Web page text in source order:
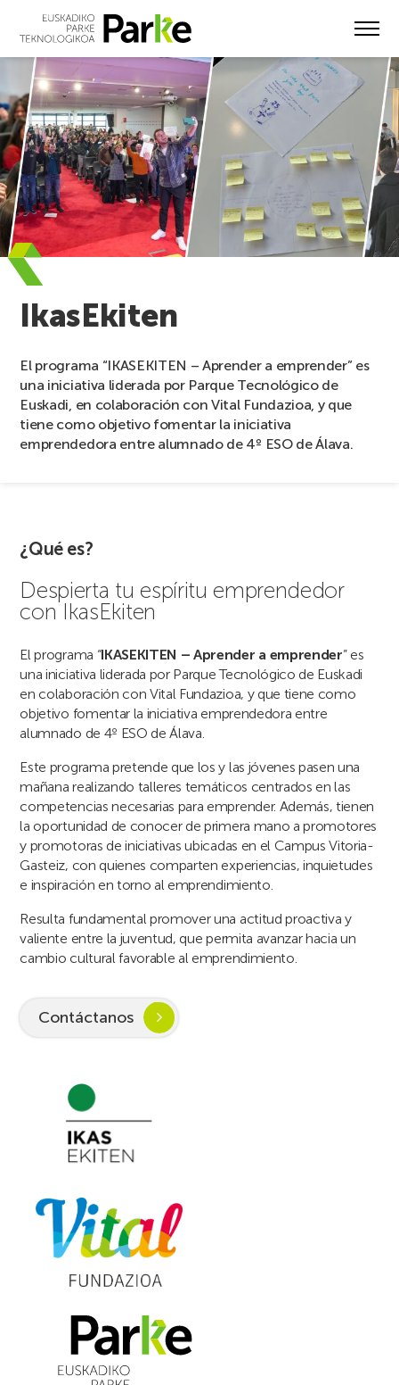
content
IkasEkiten
El programa “IKASEKITEN – Aprender a emprender” es
una iniciativa liderada por Parque Tecnológico de
Euskadi, en colaboración con Vital Fundazioa, y que
tiene como objetivo fomentar la iniciativa
emprendedora entre alumnado de 4º ESO de Álava.
¿Qué es?
Despierta tu espíritu emprendedor
con IkasEkiten
El programa “IKASEKITEN – Aprender a emprender” es
una iniciativa liderada por Parque Tecnológico de Euskadi
en colaboración con Vital Fundazioa, y que tiene como
objetivo fomentar la iniciativa emprendedora entre
alumnado de 4º ESO de Álava.
Este programa pretende que los y las jóvenes pasen una
mañana realizando talleres temáticos centrados en las
competencias necesarias para emprender. Además, tienen
la oportunidad de conocer de primera mano a promotores
y promotoras de iniciativas ubicadas en el Campus Vitoria-
Gasteiz, con quienes comparten experiencias, inquietudes
e inspiración en torno al emprendimiento.
Resulta fundamental promover una actitud proactiva y
valiente entre la juventud, que permita avanzar hacia un
cambio cultural favorable al emprendimiento.
Contáctanos